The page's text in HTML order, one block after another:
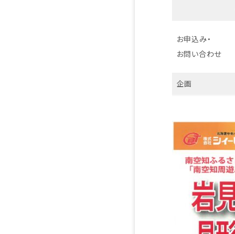
お申込み・
お問い合わせ
企画